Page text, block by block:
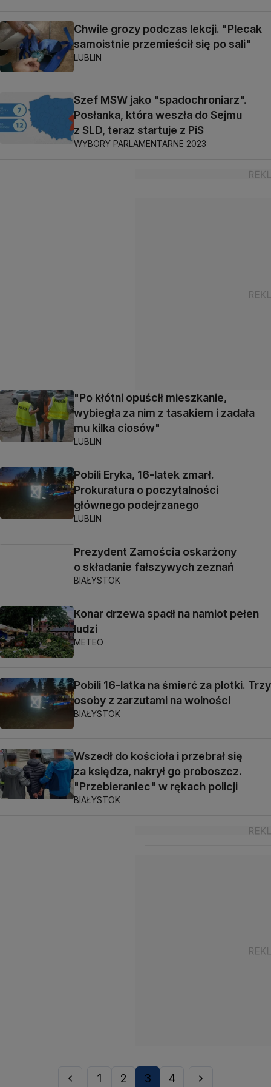
Chwile grozy podczas lekcji. "Plecak
samoistnie przemieścił się po sali"
LUBLIN
Szef MSW jako "spadochroniarz".
Posłanka, która weszła do Sejmu
z SLD, teraz startuje z PiS
WYBORY PARLAMENTARNE 2023
"Po kłótni opuścił mieszkanie,
wybiegła za nim z tasakiem i zadała
mu kilka ciosów"
LUBLIN
Pobili Eryka, 16-latek zmarł.
Prokuratura o poczytalności
głównego podejrzanego
LUBLIN
Prezydent Zamościa oskarżony
o składanie fałszywych zeznań
BIAŁYSTOK
Konar drzewa spadł na namiot pełen
ludzi
METEO
Pobili 16-latka na śmierć za plotki. Trzy
osoby z zarzutami na wolności
BIAŁYSTOK
Wszedł do kościoła i przebrał się
za księdza, nakrył go proboszcz.
"Przebieraniec" w rękach policji
BIAŁYSTOK
1 2 3 4